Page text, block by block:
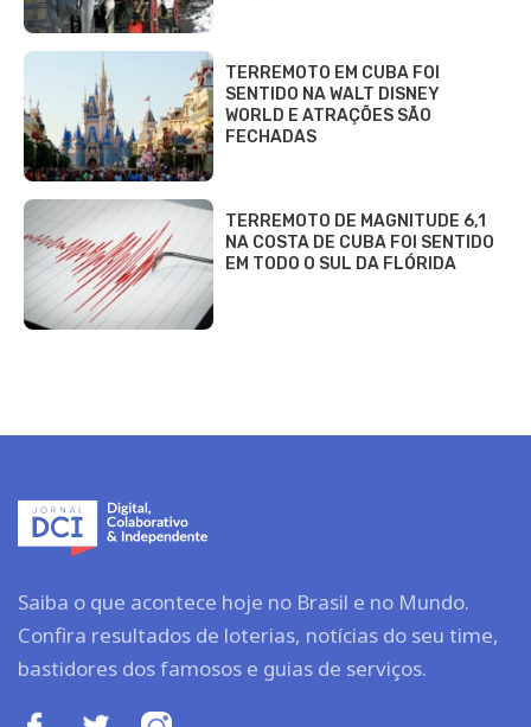
TERREMOTO EM CUBA FOI
SENTIDO NA WALT DISNEY
WORLD E ATRAÇÕES SÃO
FECHADAS
TERREMOTO DE MAGNITUDE 6,1
NA COSTA DE CUBA FOI SENTIDO
EM TODO O SUL DA FLÓRIDA
Saiba o que acontece hoje no Brasil e no Mundo.
Confira resultados de loterias, notícias do seu time,
bastidores dos famosos e guias de serviços.